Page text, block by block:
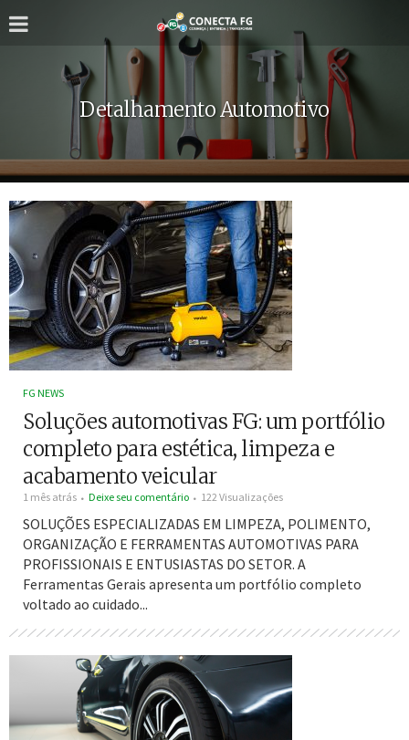
Detalhamento Automotivo
FG NEWS
Soluções automotivas FG: um portfólio
completo para estética, limpeza e
acabamento veicular
1 mês atrás Deixe seu comentário 122 Visualizações
SOLUÇÕES ESPECIALIZADAS EM LIMPEZA, POLIMENTO,
ORGANIZAÇÃO E FERRAMENTAS AUTOMOTIVAS PARA
PROFISSIONAIS E ENTUSIASTAS DO SETOR. A
Ferramentas Gerais apresenta um portfólio completo
voltado ao cuidado...